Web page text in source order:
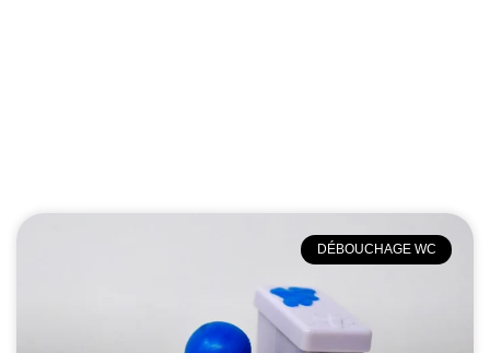
DÉBOUCHAGE WC